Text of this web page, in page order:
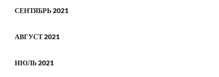
СЕНТЯБРЬ 2021
АВГУСТ 2021
ИЮЛЬ 2021